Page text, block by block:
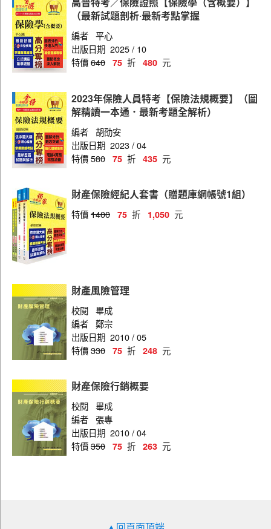
（最新試題剖析‧最新考點掌握
編者 平心
出版日期 2025 / 10
特價640 75 折 480 元
2023年保險人員特考【保險法規概要】（圖
解精讀一本通．最新考題全解析）
編者 胡劭安
出版日期 2023 / 04
特價580 75 折 435 元
財產保險經紀人套書（贈題庫網帳號1組）
特價1400 75 折 1,050 元
財產風險管理
校閱 畢成
編者 鄭宗
出版日期 2010 / 05
特價330 75 折 248 元
財產保險行銷概要
校閱 畢成
編者 張專
出版日期 2010 / 04
特價350 75 折 263 元